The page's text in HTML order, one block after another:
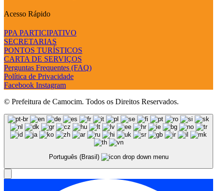
Acesso Rápido
PPA PARTICIPATIVO
SECRETARIAS
PONTOS TURÍSTICOS
CARTA DE SERVIÇOS
Perguntas Frequentes (FAQ)
Política de Privacidade
Facebook Instagram
© Prefeitura de Camocim. Todos os Direitos Reservados.
Português (Brasil)